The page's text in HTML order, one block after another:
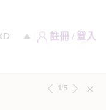
註冊 / 登入
1/5